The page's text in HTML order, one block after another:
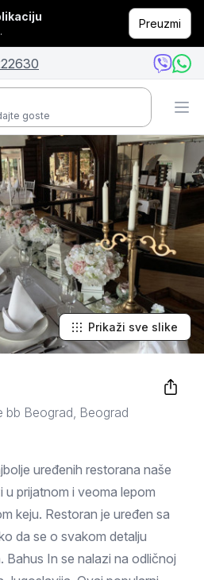
Preuzmi
goste
Prikaži sve slike
bb Beograd, Beograd
uređenih restorana naše
prijatnom i veoma lepom
keju. Restoran je uređen sa
da se o svakom detalju
Bahus In se nalazi na odličnoj